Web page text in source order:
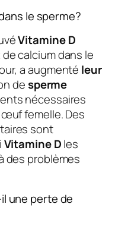
le sperme?
Vitamine D
calcium dans le
a augmenté leur
desperme
nécessaires
femelle. Des
sont
Vitamine Dles
des problèmes
une perte de